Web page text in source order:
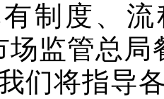
制度、
场监管总
们将指导